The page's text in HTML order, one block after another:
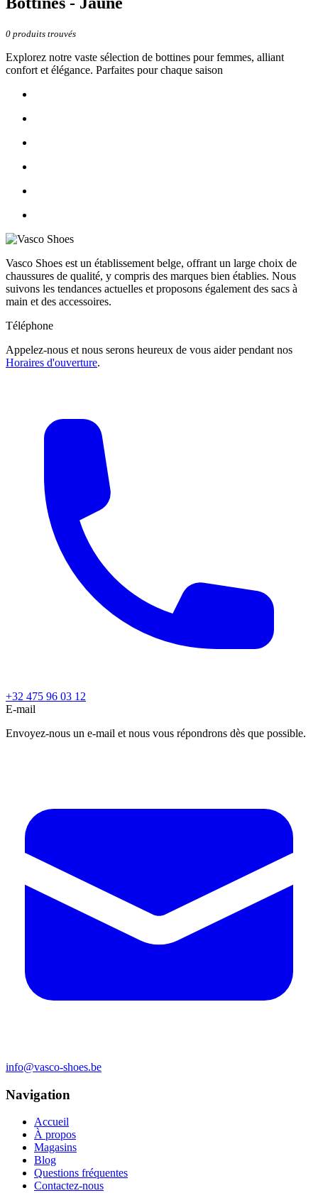
0 produits trouvés
Explorez notre vaste sélection de bottines pour femmes, alliant
confort et élégance. Parfaites pour chaque saison
Vasco Shoes est un établissement belge, offrant un large choix de
chaussures de qualité, y compris des marques bien établies. Nous
suivons les tendances actuelles et proposons également des sacs à
main et des accessoires.
Téléphone
Appelez-nous et nous serons heureux de vous aider pendant nos
Horaires d'ouverture.
+32 475 96 03 12
E-mail
Envoyez-nous un e-mail et nous vous répondrons dès que possible.
info@vasco-shoes.be
Navigation
Accueil
À propos
Magasins
Blog
Questions fréquentes
Contactez-nous